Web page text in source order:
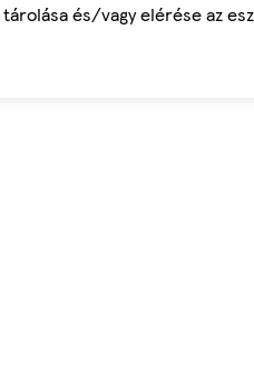
és/vagy elérése az